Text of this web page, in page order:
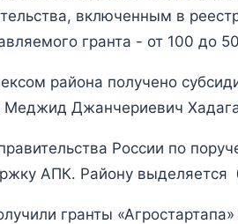
включенным в
гранта - от 100 до
района получено
Меджид Джанчериевич
России по
АПК. Району выделяется
гранты